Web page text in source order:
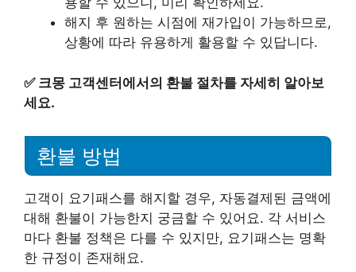
해지 후 원하는 시점에 재가입이 가능하므로,
상황에 따라 유용하게 활용할 수 있답니다.
✅ 크몽 고객센터에서의 환불 절차를 자세히 알아보
세요.
환불 방법
고객이 요기패스를 해지할 경우, 자동결제된 금액에
대해 환불이 가능한지 궁금할 수 있어요. 각 서비스
마다 환불 정책은 다를 수 있지만, 요기패스는 명확
한 규정이 존재해요.